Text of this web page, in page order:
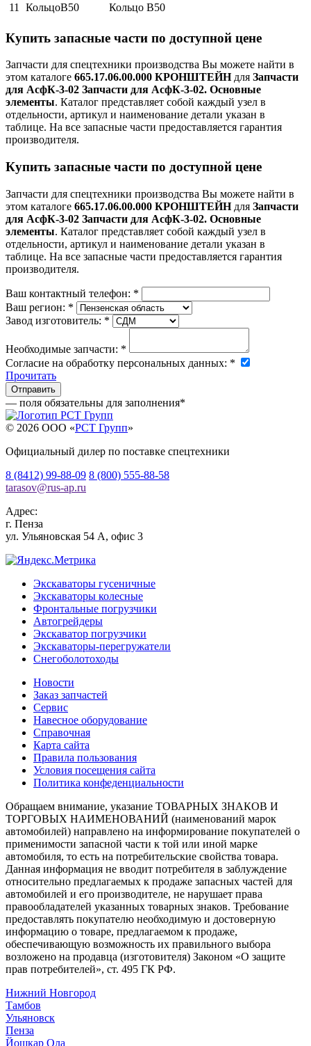
11
КольцоВ50 Кольцо В50
Купить запасные части по доступной цене
Запчасти для спецтехники производства Вы можете найти в
этом каталоге 665.17.06.00.000 КРОНШТЕЙНдля Запчасти
для АсфК-3-02 Запчасти для АсфК-3-02. Основные
элементы. Каталог представляет собой каждый узел в
отдельности, артикул и наименование детали указан в
таблице. На все запасные части предоставляется гарантия
производителя.
Купить запасные части по доступной цене
Запчасти для спецтехники производства Вы можете найти в
этом каталоге 665.17.06.00.000 КРОНШТЕЙНдля Запчасти
для АсфК-3-02 Запчасти для АсфК-3-02. Основные
элементы. Каталог представляет собой каждый узел в
отдельности, артикул и наименование детали указан в
таблице. На все запасные части предоставляется гарантия
производителя.
Ваш контактный телефон: *
Ваш регион: *
Завод изготовитель: *
Необходимые запчасти: *
Согласие на обработку персональных данных: *
Прочитать
— поля обязательны для заполнения*
© 2026 OOO «РСТ Групп»
Официальный дилер по поставке спецтехники
8 (8412) 99-88-09 8 (800) 555-88-58
tarasov@rus-ap.ru
Адрес:
г. Пенза
ул. Ульяновская 54 А, офис 3
Экскаваторы гусеничные
Экскаваторы колесные
Фронтальные погрузчики
Автогрейдеры
Экскаватор погрузчики
Экскаваторы-перегружатели
Снегоболотоходы
Новости
Заказ запчастей
Сервис
Навесное оборудование
Справочная
Карта сайта
Правила пользования
Условия посещения сайта
Политика конфеденциальности
Обращаем внимание, указание ТОВАРНЫХ ЗНАКОВ И
ТОРГОВЫХ НАИМЕНОВАНИЙ (наименований марок
автомобилей) направлено на информирование покупателей о
применимости запасной части к той или иной марке
автомобиля, то есть на потребительские свойства товара.
Данная информация не вводит потребителя в заблуждение
относительно предлагаемых к продаже запасных частей для
автомобилей и его производителе, не нарушает права
правообладателей указанных товарных знаков. Требование
предоставлять покупателю необходимую и достоверную
информацию о товаре, предлагаемом к продаже,
обеспечивающую возможность их правильного выбора
возложено на продавца (изготовителя) Законом «О защите
прав потребителей», ст. 495 ГК РФ.
Нижний Новгород
Тамбов
Ульяновск
Пенза
Йошкар Ола